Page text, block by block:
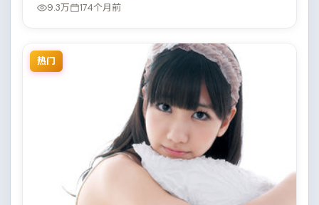
9.3万 174个月前
热门